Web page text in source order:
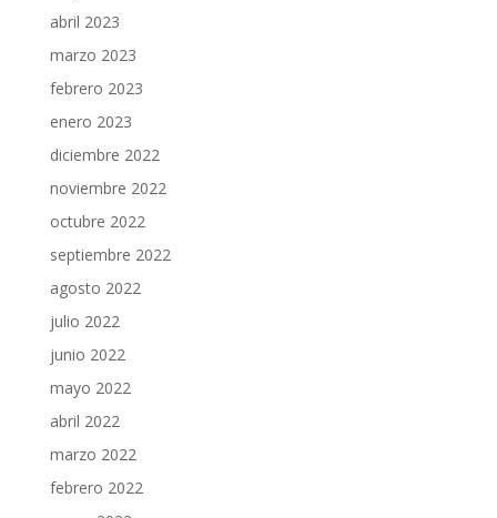
abril 2023
marzo 2023
febrero 2023
enero 2023
diciembre 2022
noviembre 2022
octubre 2022
septiembre 2022
agosto 2022
julio 2022
junio 2022
mayo 2022
abril 2022
marzo 2022
febrero 2022